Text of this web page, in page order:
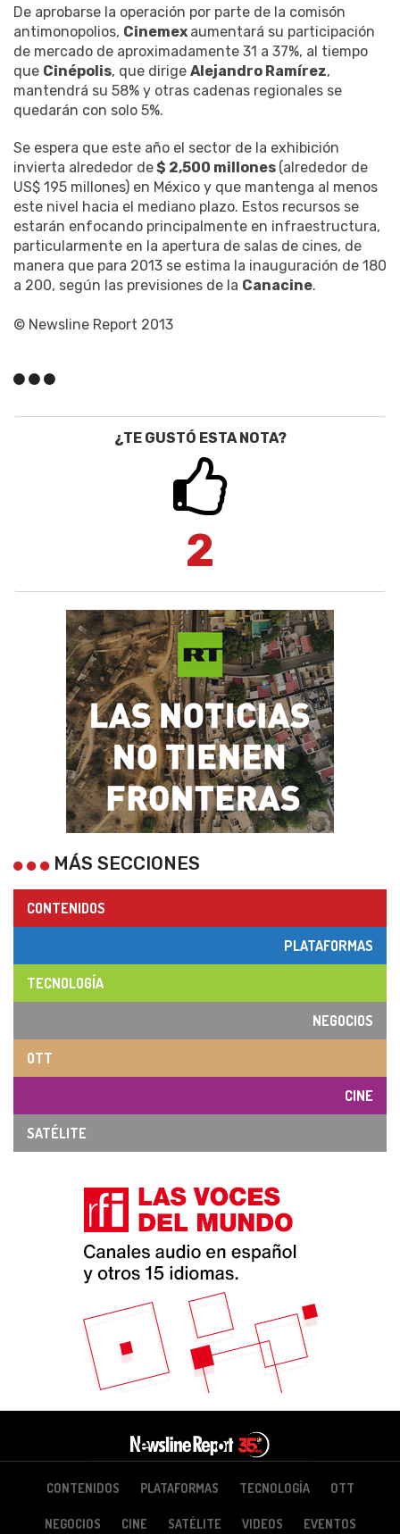
De aprobarse la operación por parte de la comisón
antimonopolios, Cinemex aumentará su participación
de mercado de aproximadamente 31 a 37%, al tiempo
que Cinépolis, que dirige Alejandro Ramírez,
mantendrá su 58% y otras cadenas regionales se
quedarán con solo 5%.
Se espera que este año el sector de la exhibición
invierta alrededor de$ 2,500 millones (alrededor de
US$ 195 millones) en México y que mantenga al menos
este nivel hacia el mediano plazo. Estos recursos se
estarán enfocando principalmente en infraestructura,
particularmente en la apertura de salas de cines, de
manera que para 2013 se estima la inauguración de 180
a 200, según las previsiones de la Canacine.
© Newsline Report 2013
¿TE GUSTÓ ESTA NOTA?
2
MÁS SECCIONES
CONTENIDOS
PLATAFORMAS
TECNOLOGÍA
NEGOCIOS
OTT
CINE
SATÉLITE
CONTENIDOS PLATAFORMAS TECNOLOGÍA OTT
NEGOCIOS CINE SATÉLITE VIDEOS EVENTOS